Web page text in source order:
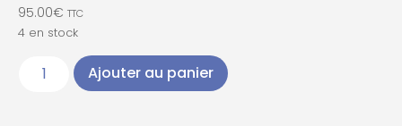
95.00€ TTC
4 en stock
Ajouter au panier